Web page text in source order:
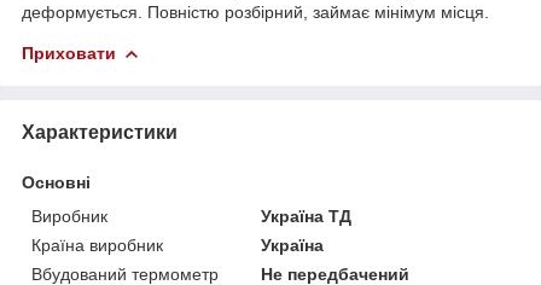
деформується. Повністю розбірний, займає мінімум місця.
Приховати
Характеристики
Основні
Виробник
Україна ТД
Країна виробник
Україна
Вбудований термометр
Не передбачений